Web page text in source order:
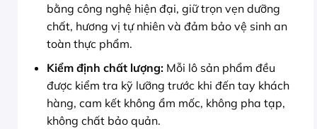
bằng công nghệ hiện đại, giữ trọn vẹn dưỡng
chất, hương vị tự nhiên và đảm bảo vệ sinh an
toàn thực phẩm.
Kiểm định chất lượng:Mỗi lô sản phẩm đều
được kiểm tra kỹ lưỡng trước khi đến tay khách
hàng, cam kết không ẩm mốc, không pha tạp,
không chất bảo quản.